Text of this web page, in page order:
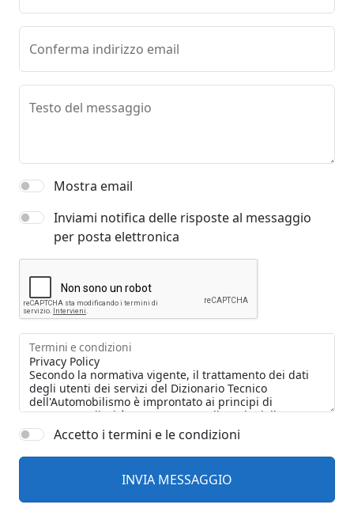
Conferma indirizzo email
Testo del messaggio
Mostra email
Inviami notifica delle risposte al messaggio
per posta elettronica
Termini e condizioni
Accetto i termini e le condizioni